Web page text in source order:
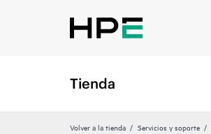
Tienda
Volver a la tienda Servicios y soporte